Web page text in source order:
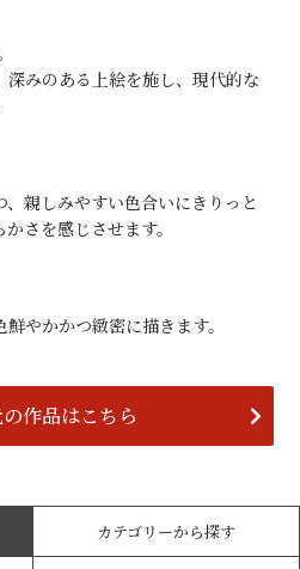
みのある上絵を施し、現代的な
親しみやすい色合いにきりっと
さを感じさせます。
やかかつ緻密に描きます。
作品はこちら
カテゴリーから探す